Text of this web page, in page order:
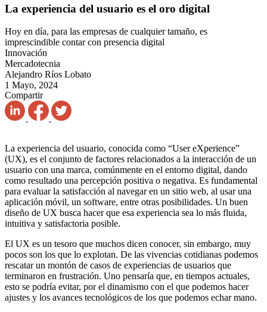
La experiencia del usuario es el oro digital
Hoy en día, para las empresas de cualquier tamaño, es
imprescindible contar con presencia digital
Innovación
Mercadotecnia
Alejandro Ríos Lobato
1 Mayo, 2024
Compartir
La experiencia del usuario, conocida como “User eXperience”
(UX), es el conjunto de factores relacionados a la interacción de un
usuario con una marca, comúnmente en el entorno digital, dando
como resultado una percepción positiva o negativa. Es fundamental
para evaluar la satisfacción al navegar en un sitio web, al usar una
aplicación móvil, un software, entre otras posibilidades. Un buen
diseño de UX busca hacer que esa experiencia sea lo más fluida,
intuitiva y satisfactoria posible.
El UX es un tesoro que muchos dicen conocer, sin embargo, muy
pocos son los que lo explotan. De las vivencias cotidianas podemos
rescatar un montón de casos de experiencias de usuarios que
terminaron en frustración. Uno pensaría que, en tiempos actuales,
esto se podría evitar, por el dinamismo con el que podemos hacer
ajustes y los avances tecnológicos de los que podemos echar mano.